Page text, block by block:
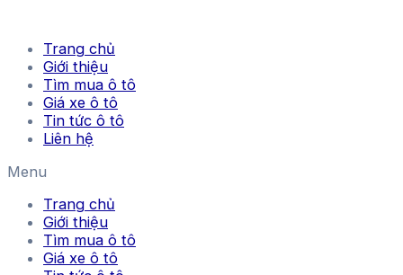
contentTrang chủ
Giới thiệu
Tìm mua ô tô
Giá xe ô tô
Tin tức ô tô
Liên hệ
Menu
Trang chủ
Giới thiệu
Tìm mua ô tô
Giá xe ô tô